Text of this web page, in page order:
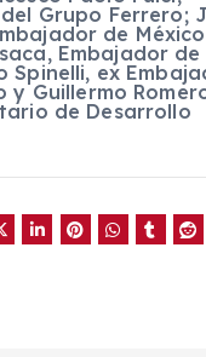
Grupo Ferrero;
de
Embajador
Spinelli, ex
y Guillermo
de Desarrollo